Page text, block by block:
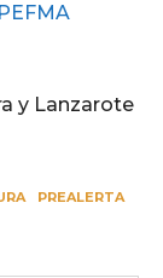
y Lanzarote
PREALERTA